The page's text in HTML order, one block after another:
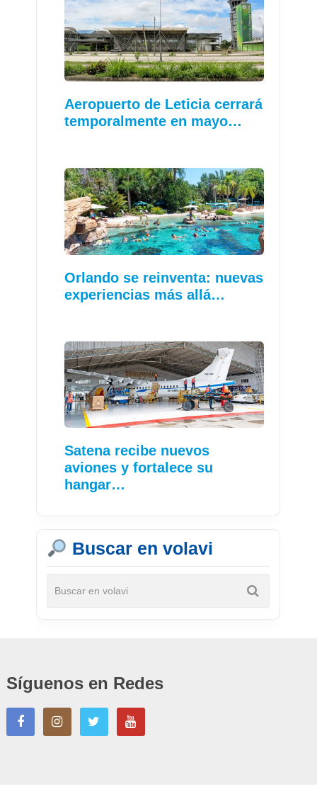
Aeropuerto de Leticia cerrará
temporalmente en mayo…
Orlando se reinventa: nuevas
experiencias más allá…
Satena recibe nuevos
aviones y fortalece su
hangar…
Buscar en volavi
Síguenos en Redes